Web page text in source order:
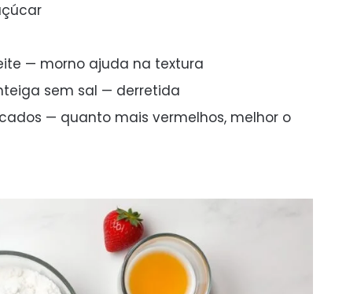
— morno ajuda na textura
sem sal — derretida
— quanto mais vermelhos, melhor o